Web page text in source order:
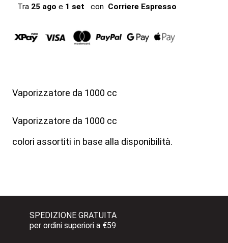
Tra 25 ago e 1 set con Corriere Espresso
Vaporizzatore da 1000 cc
Vaporizzatore da 1000 cc
colori assortiti in base alla disponibilità.
SPEDIZIONE GRATUITA
per ordini superiori a €59